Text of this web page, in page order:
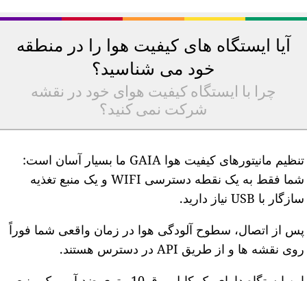
آیا ایستگاه های کیفیت هوا را در منطقه
خود می شناسید؟
چرا با ایستگاه کیفیت هوای خود در نقشه
شرکت نمی کنید؟
تنظیم مانیتورهای کیفیت هوا GAIA ما بسیار آسان است:
شما فقط به یک نقطه دسترسی WIFI و یک منبع تغذیه
سازگار با USB نیاز دارید.
پس از اتصال، سطوح آلودگی هوا در زمان واقعی شما فوراً
روی نقشه ها و از طریق API در دسترس هستند.